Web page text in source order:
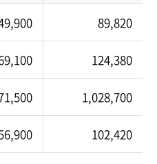
89,820
124,380
1,028,700
102,420